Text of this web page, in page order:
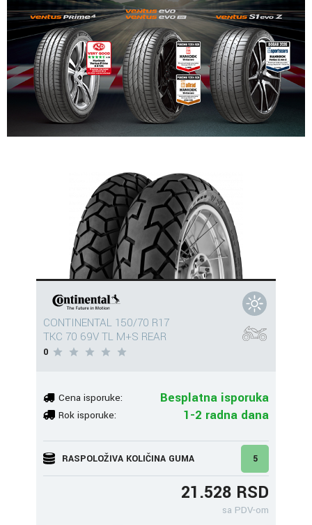
CONTINENTAL 150/70 R17
TKC 70 69V TL M+S REAR
0
Cena isporuke: Besplatna isporuka
Rok isporuke: 1-2 radna dana
RASPOLOŽIVA KOLIČINA GUMA 5
21.528 RSD
sa PDV-om